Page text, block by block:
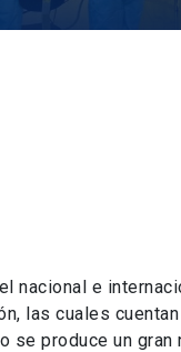
nacional e
las cuales
se produce un